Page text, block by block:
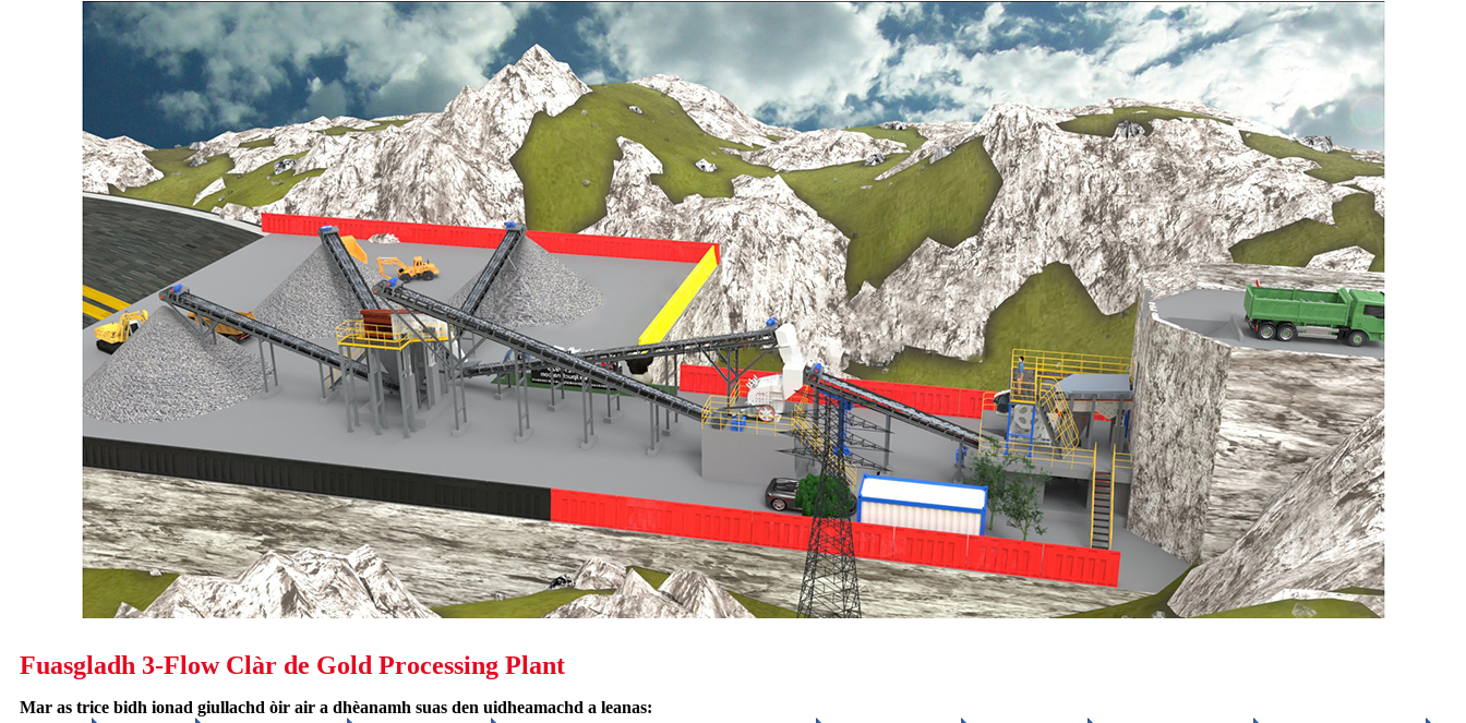
Fuasgladh 3-Flow Clàr de Gold Processing Plant
Mar as trice bidh ionad giullachd òir air a dhèanamh suas den uidheamachd a leanas: